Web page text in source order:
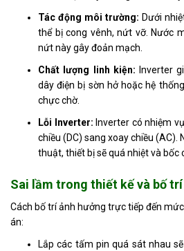
Tác động môi trường: Dưới
thể bị cong vênh, nứt vỡ. Nước
nứt này gây đoản mạch.
Chất lượng linh kiện: Inverter
dây điện bị sờn hở hoặc hệ
chực chờ.
Lỗi Inverter: Inverter có nhiệm
chiều (DC) sang xoay chiều (AC).
thuật, thiết bị sẽ quá nhiệt và bốc
Sai lầm trong thiết kế và bố
Cách bố trí ảnh hưởng trực tiếp đến
án:
Lắp các tấm pin quá sát nhau